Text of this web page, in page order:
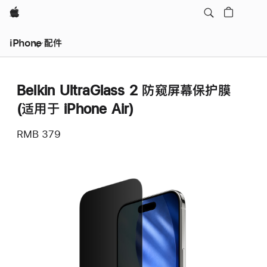
Apple
iPhone 配件
Belkin UltraGlass 2 防窥屏幕保护膜
(适用于 iPhone Air)
RMB 379